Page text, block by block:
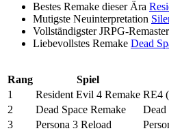
Bestes Remake dieser Ära
Mutigste Neuinterpretation
Vollständigster JRPG-Remaster
Liebevollstes Remake Dead
Rang Spiel
1
Resident Evil 4 Remake RE4
2
Dead Space Remake Dead
3
Persona 3 Reload